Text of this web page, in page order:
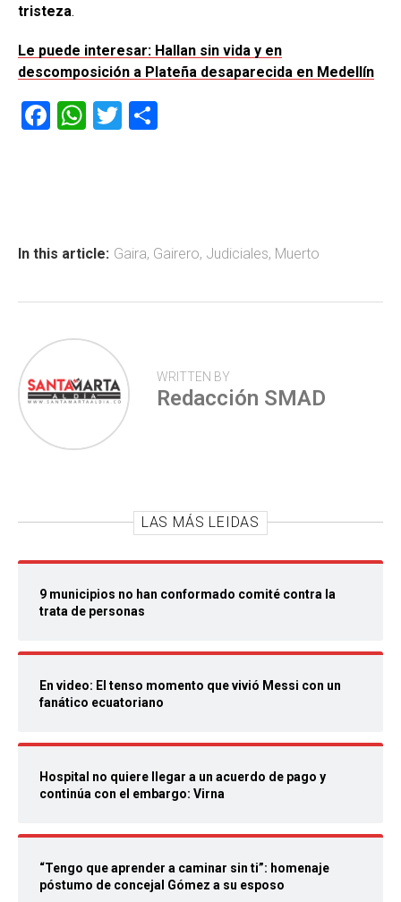
tristeza.
Le puede interesar: Hallan sin vida y en
descomposición a Plateña desaparecida en Medellín
F
ok
W
p
T
tir
In this article: Gaira, Gairero, Judiciales, Muerto
WRITTEN BY
Redacción SMAD
LAS MÁS LEIDAS
9 municipios no han conformado comité contra la
trata de personas
En video: El tenso momento que vivió Messi con un
fanático ecuatoriano
Hospital no quiere llegar a un acuerdo de pago y
continúa con el embargo: Virna
“Tengo que aprender a caminar sin ti”: homenaje
póstumo de concejal Gómez a su esposo